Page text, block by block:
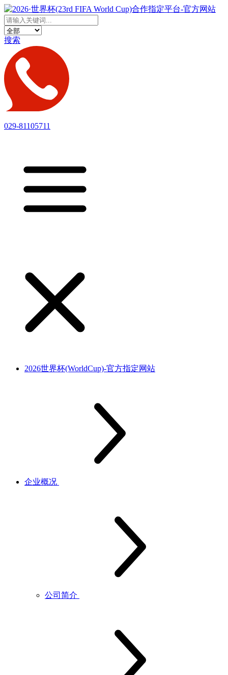
搜索
029-81105711
2026世界杯(WorldCup)-官方指定网站
企业概况
公司简介